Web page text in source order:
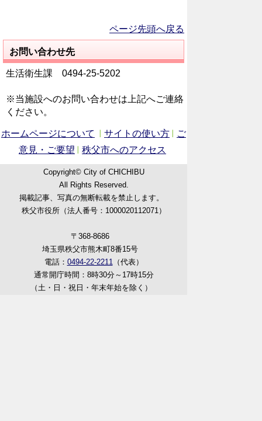
ページ先頭へ戻る
お問い合わせ先
生活衛生課 0494-25-5202
※当施設へのお問い合わせは上記へご連絡
ください。
ホームページについて サイトの使い方
ご
意見・ご要望
秩父市へのアクセス
Copyright© City of CHICHIBU
All Rights Reserved.
掲載記事、写真の無断転載を禁止します。
秩父市役所（法人番号：1000020112071）
〒368-8686
埼玉県秩父市熊木町8番15号
電話： 0494-22-2211（代表）
通常開庁時間：8時30分～17時15分
（土・日・祝日・年末年始を除く）